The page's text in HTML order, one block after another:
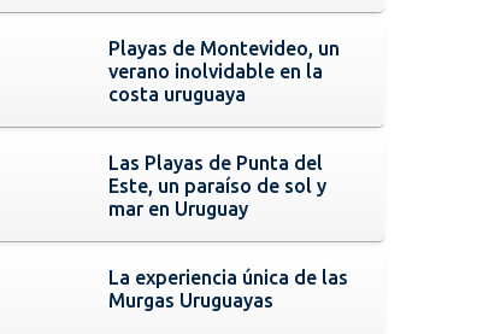
Playas de Montevideo, un
verano inolvidable en la
costa uruguaya
Las Playas de Punta del
Este, un paraíso de sol y
mar en Uruguay
La experiencia única de las
Murgas Uruguayas